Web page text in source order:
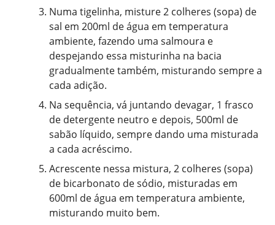
Numa tigelinha, misture 2 colheres (sopa) de
sal em 200ml de água em temperatura
ambiente, fazendo uma salmoura e
despejando essa misturinha na bacia
gradualmente também, misturando sempre a
cada adição.
Na sequência, vá juntando devagar, 1 frasco
de detergente neutro e depois, 500ml de
sabão líquido, sempre dando uma misturada
a cada acréscimo.
Acrescente nessa mistura, 2 colheres (sopa)
de bicarbonato de sódio, misturadas em
600ml de água em temperatura ambiente,
misturando muito bem.